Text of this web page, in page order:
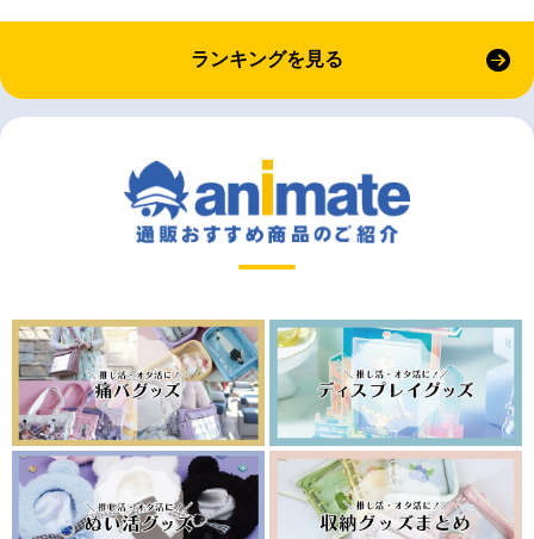
ランキングを見る